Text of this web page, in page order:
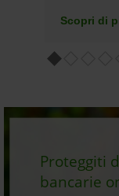
Scopri di
Proteggiti
bancarie